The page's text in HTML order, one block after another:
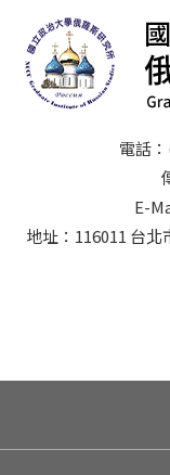
電話
E-
地址：116011 台